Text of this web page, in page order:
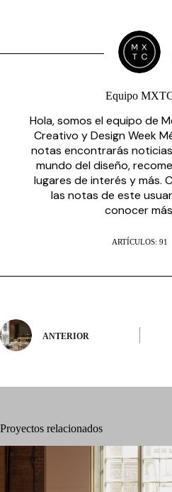
Equipo
Hola, somos el equipo de
Creativo y Design Week
notas encontrarás
mundo del diseño,
lugares de interés y más.
las notas de este
conocer
ARTÍCULOS: 91
ANTERIOR
Proyectos relacionados